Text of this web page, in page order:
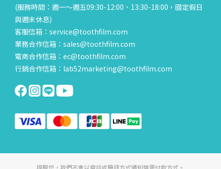
(服務時間：週一～週五09:30-12:00、13:30-18:00，國定假日
與週末休息)
客服信箱：service@toothfilm.com
業務合作信箱：sales@toothfilm.com
電商合作信箱：ec@toothfilm.com
行銷合作信箱：lab52marketing@toothfilm.com
提醒您，我們不會以電話或簡訊方式通知變更付款方式。